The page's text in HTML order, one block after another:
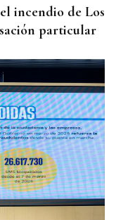
incendio de Los
particular